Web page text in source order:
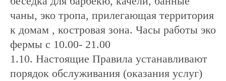
чаны, эко тропа, прилегающая территория
к домам , костровая зона. Часы работы эко
фермы с 10.00- 21.00
1.10. Настоящие Правила устанавливают
порядок обслуживания (оказания услуг)